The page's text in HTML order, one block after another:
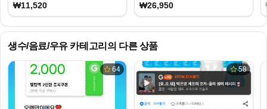
₩11,520 ₩26,950
생수/음료/우유카테고리의 다른 상품
64 58